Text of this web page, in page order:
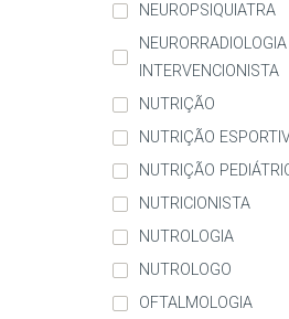
NEUROPSIQUIATRA
NEURORRADIOLOGIA
INTERVENCIONISTA
NUTRIÇÃO
NUTRIÇÃO
NUTRIÇÃO
NUTRICIONISTA
NUTROLOGIA
NUTROLOGO
OFTALMOLOGIA